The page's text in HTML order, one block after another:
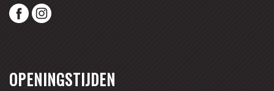
OPENINGSTIJDEN